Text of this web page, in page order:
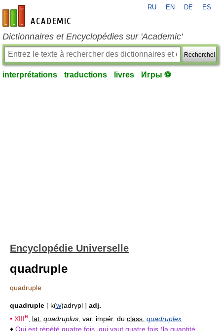
fr-academic.com
RU EN DE ES
Dictionnaires et Encyclopédies sur 'Academic'
Recherche!
interprétations traductions livres Игры ⚽
Encyclopédie Universelle
quadruple
quadruple
quadruple [ k(w)adrypl ] adj.
• XIIIe; lat. quadruplus, var. impér. du class. quadruplex
♦ Qui est répété quatre fois, qui vaut quatre fois (la quantité